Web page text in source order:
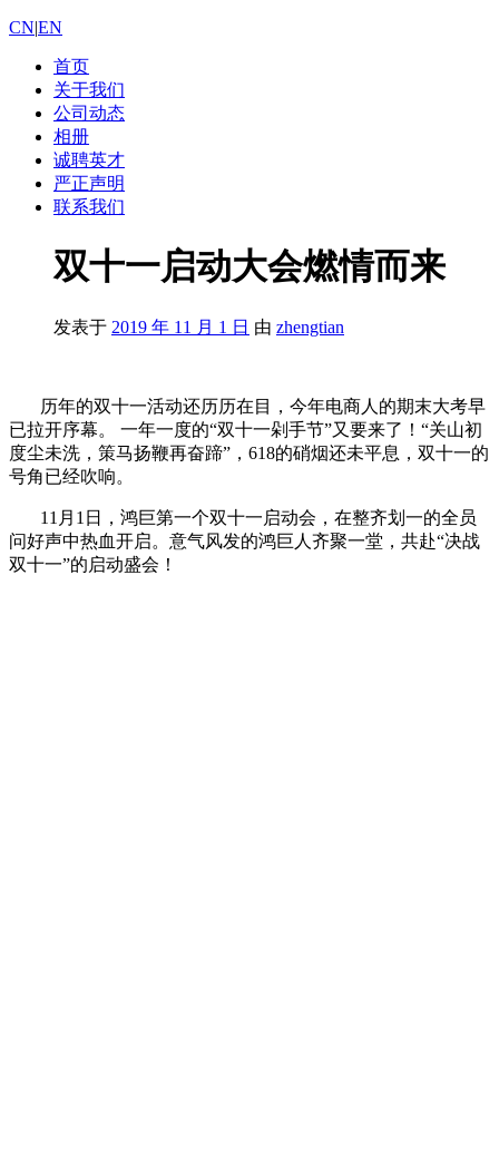
CN|EN
首页
关于我们
公司动态
相册
诚聘英才
严正声明
联系我们
双十一启动大会燃情而来
发表于 2019 年 11 月 1 日 由 zhengtian
历年的双十一活动还历历在目，今年电商人的期末大考早
已拉开序幕。 一年一度的“双十一剁手节”又要来了！“关山初
度尘未洗，策马扬鞭再奋蹄”，618的硝烟还未平息，双十一的
号角已经吹响。
11月1日，鸿巨第一个双十一启动会，在整齐划一的全员
问好声中热血开启。意气风发的鸿巨人齐聚一堂，共赴“决战
双十一”的启动盛会！